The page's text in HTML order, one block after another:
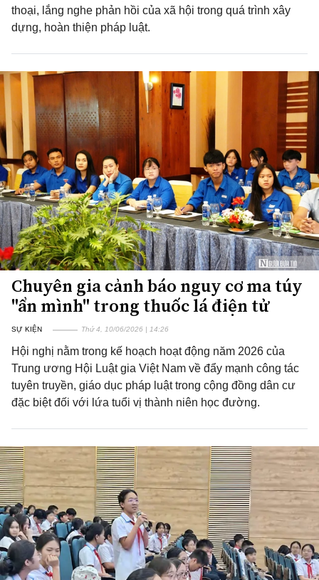
thoại, lắng nghe phản hồi của xã hội trong quá trình xây
dựng, hoàn thiện pháp luật.
Chuyên gia cảnh báo nguy cơ ma túy
"ẩn mình" trong thuốc lá điện tử
SỰ KIỆN Thứ 4, 10/06/2026 | 14:26
Hội nghị nằm trong kế hoạch hoạt động năm 2026 của
Trung ương Hội Luật gia Việt Nam về đẩy mạnh công tác
tuyên truyền, giáo dục pháp luật trong cộng đồng dân cư
đặc biệt đối với lứa tuổi vị thành niên học đường.